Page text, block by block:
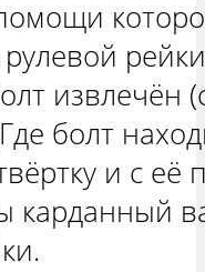
извлечён
болт
и с
карданный